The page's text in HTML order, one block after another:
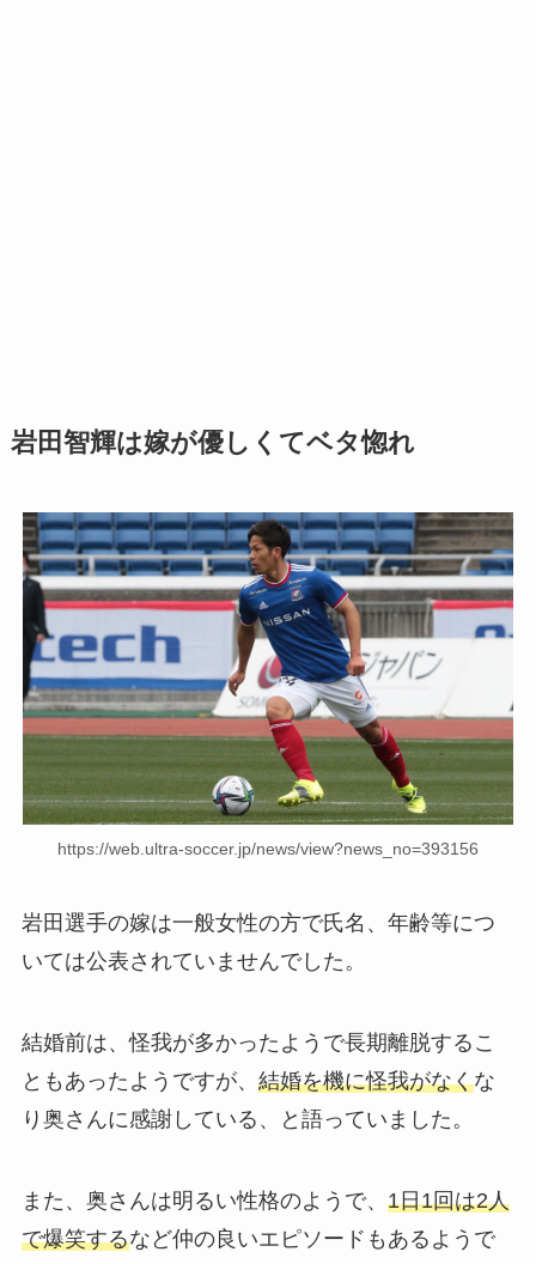
岩田智輝は嫁が優しくてベタ惚れ
https://web.ultra-soccer.jp/news/view?news_no=393156
岩田選手の嫁は一般女性の方で氏名、年齢等につ
いては公表されていませんでした。
結婚前は、怪我が多かったようで長期離脱するこ
ともあったようですが、 結婚を機に怪我がなくな
り奥さんに感謝している、と語っていました。
また、奥さんは明るい性格のようで、 1日1回は2人
で爆笑するなど仲の良いエピソードもあるようで